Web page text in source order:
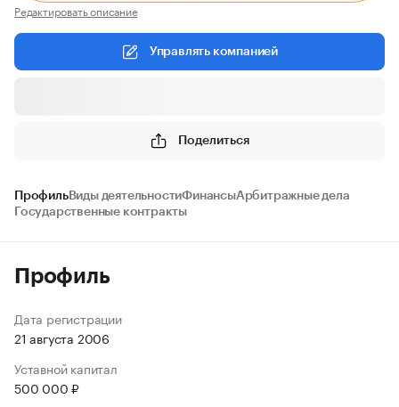
Редактировать описание
Управлять компанией
Поделиться
ПрофильВиды деятельностиФинансыАрбитражные дела
Государственные контракты
Профиль
Дата регистрации
21 августа 2006
Уставной капитал
500 000 ₽